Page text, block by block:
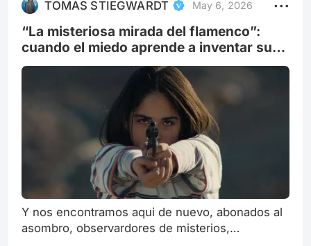
insistir en algo que ya no es casualidad dentro
del festival: el cine latinoamericano contem
TOMAS STIEGWARDT May 6, 2026
“La misteriosa mirada del flamenco”:
cuando el miedo aprende a inventar sus
propios dioses
Y nos encontramos aqui de nuevo, abonados al
asombro, observardores de misterios,